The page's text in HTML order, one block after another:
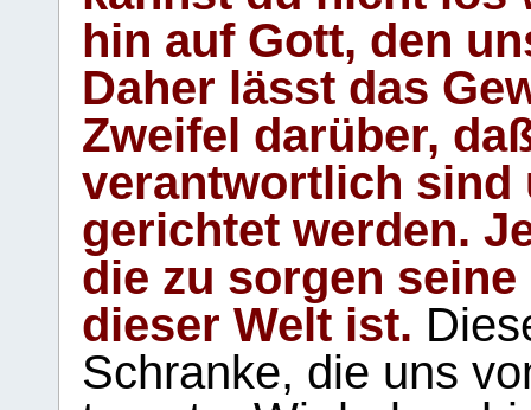
hin auf Gott, den
Daher lässt das
Zweifel darüber,
verantwortlich sind
gerichtet werden.
die zu sorgen
dieser Welt ist.
Schranke, die uns